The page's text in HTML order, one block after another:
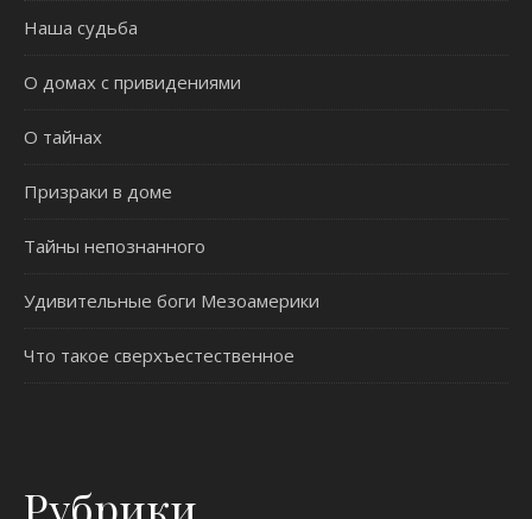
Наша судьба
О домах с привидениями
О тайнах
Призраки в доме
Тайны непознанного
Удивительные боги Мезоамерики
Что такое сверхъестественное
Рубрики